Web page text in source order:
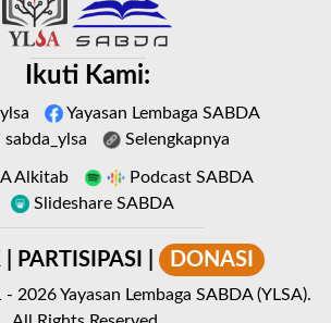
Ikuti Kami:
Yayasan Lembaga SABDA
sabda_ylsa
Selengkapnya
Alkitab
Podcast SABDA
Slideshare SABDA
PARTISIPASI DONASI
- 2026Yayasan Lembaga SABDA (YLSA).